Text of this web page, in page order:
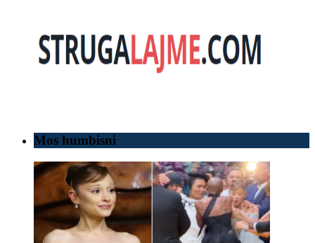
Mos humbisni